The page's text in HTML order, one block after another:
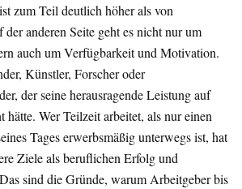
zum Teil deutlich höher als von
anderen Seite geht es nicht nur um
auch um Verfügbarkeit und Motivation.
Künstler, Forscher oder
der seine herausragende Leistung auf
hätte. Wer Teilzeit arbeitet, als nur einen
Tages erwerbsmäßig unterwegs ist, hat
Ziele als beruflichen Erfolg und
sind die Gründe, warum Arbeitgeber bis